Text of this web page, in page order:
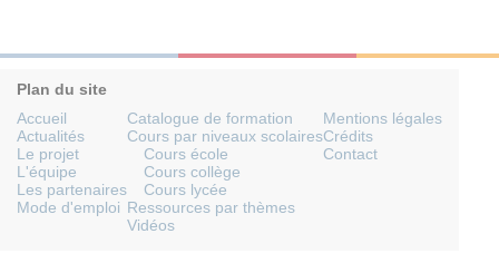
Plan du site
Accueil
Actualités
Le projet
L'équipe
Les partenaires
Mode d'emploi
Catalogue de formation
Cours par niveaux scolaires
Cours école
Cours collège
Cours lycée
Ressources par thèmes
Vidéos
Mentions légales
Crédits
Contact